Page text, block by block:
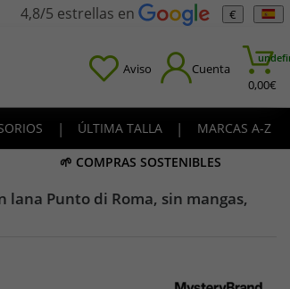
4,8/5 estrellas en €
Aviso Cuenta
0,00€
| ÚLTIMA TALLA |
MARCAS A-Z
🌱 COMPRAS SOSTENIBLES
Punto di Roma, sin mangas,